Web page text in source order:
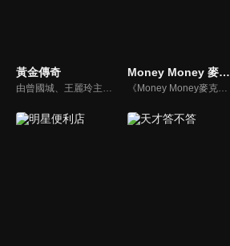
黃金傳奇
由曾國城、王麗玲主持，許多人記憶中的經典外景綜藝節目之一。每次闖關成功的隊伍，可獲得藏寶圖；拼湊出完整藏寶圖者，可憑著藏寶圖提示至寶箱放置處；最後以正確寶箱之正確答案鑰匙開啟成功者，除隊長本身外的每位參賽者，即可獲得價值新台幣5萬元之黃金金牌。
Money Money 麥克瘋
《Money Money麥克瘋》節目強調不比音準、不比音色，也不比外型、外貌、氣質、長相等如何，只強調只要歌詞記得牢，就可以參加比賽。